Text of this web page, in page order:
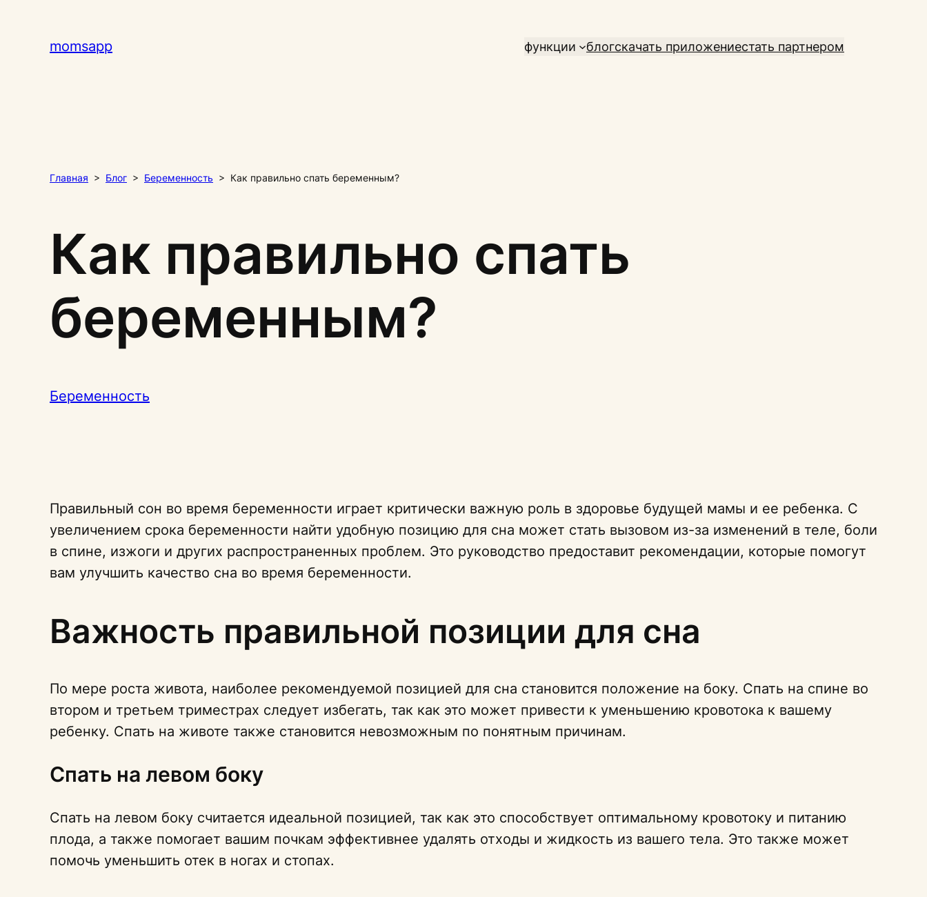
содержимому
momsapp функции блогскачать приложениестать партнером
Главная > Блог > Беременность > Как правильно спать беременным?
Как правильно спать
беременным?
Беременность
Правильный сон во время беременности играет критически важную роль в здоровье будущей мамы и ее ребенка. С
увеличением срока беременности найти удобную позицию для сна может стать вызовом из-за изменений в теле, боли
в спине, изжоги и других распространенных проблем. Это руководство предоставит рекомендации, которые помогут
вам улучшить качество сна во время беременности.
Важность правильной позиции для сна
По мере роста живота, наиболее рекомендуемой позицией для сна становится положение на боку. Спать на спине во
втором и третьем триместрах следует избегать, так как это может привести к уменьшению кровотока к вашему
ребенку. Спать на животе также становится невозможным по понятным причинам.
Спать на левом боку
Спать на левом боку считается идеальной позицией, так как это способствует оптимальному кровотоку и питанию
плода, а также помогает вашим почкам эффективнее удалять отходы и жидкость из вашего тела. Это также может
помочь уменьшить отек в ногах и стопах.